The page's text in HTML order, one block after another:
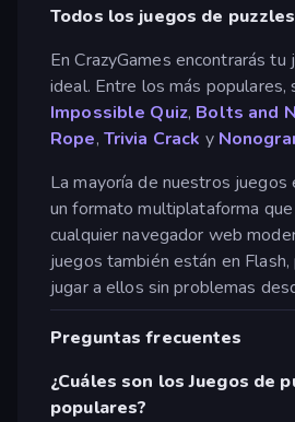
Todos los juegos de puzzles
En CrazyGames encontrarás
ideal. Entre los más
Impossible Quiz, Bolts and
Rope, Trivia Crack y
La mayoría de nuestros juegos
un formato multiplataforma que
cualquier navegador web
juegos también están en
jugar a ellos sin problemas
Preguntas frecuentes
¿Cuáles son los Juegos de
populares?